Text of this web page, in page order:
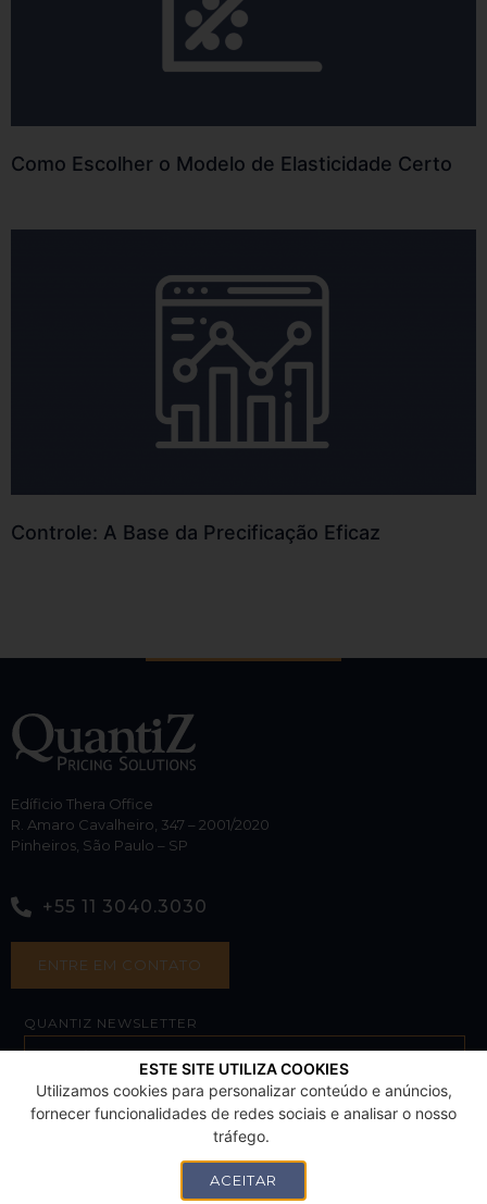
Como Escolher o Modelo de Elasticidade Certo
Controle: A Base da Precificação Eficaz
Edíficio Thera Office
R. Amaro Cavalheiro, 347 – 2001/2020
Pinheiros, São Paulo – SP
+55 11 3040.3030
ENTRE EM CONTATO
QUANTIZ NEWSLETTER
SUBSCRIBE
ESTE SITE UTILIZA COOKIES
Utilizamos cookies para personalizar conteúdo e anúncios,
fornecer funcionalidades de redes sociais e analisar o nosso
tráfego.
ACEITAR